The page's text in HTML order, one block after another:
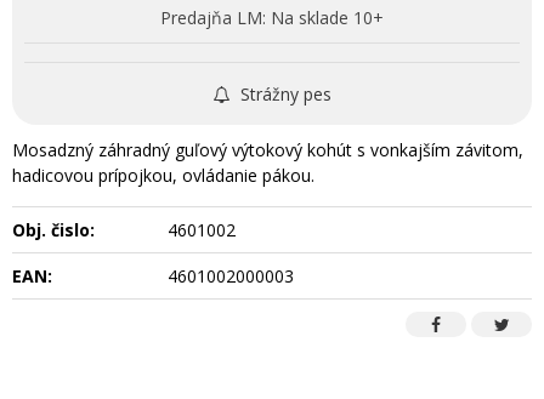
Predajňa LM: Na sklade 10+
Strážny pes
Mosadzný záhradný guľový výtokový kohút s vonkajším závitom,
hadicovou prípojkou, ovládanie pákou.
Obj. čislo:
4601002
EAN:
4601002000003